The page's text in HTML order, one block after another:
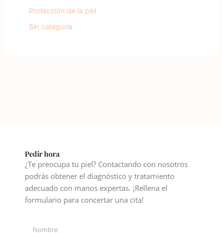
Protección de la piel
Sin categoría
Pedir hora
¿Te preocupa tu piel? Contactando con nosotros
podrás obtener el diagnóstico y tratamiento
adecuado con manos expertas. ¡Rellena el
formulario para concertar una cita!